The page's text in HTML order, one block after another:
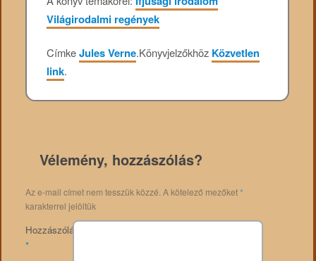
Világirodalmi regények
CímkeJules Verne.Könyvjelzőkhöz Közvetlen
link.
Vélemény, hozzászólás?
Az e-mail címet nem tesszük közzé. A kötelező mezőket*
karakterrel jelöltük
Hozzászólás
*